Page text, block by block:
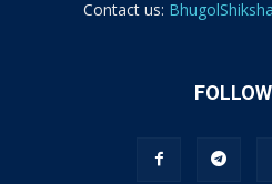
Contact us: